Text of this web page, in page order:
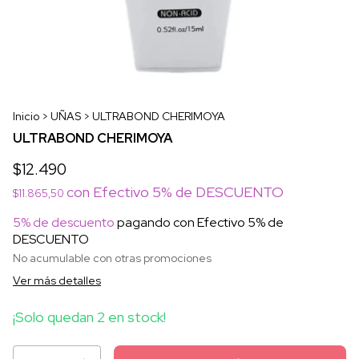
Inicio > UÑAS > ULTRABOND CHERIMOYA
ULTRABOND CHERIMOYA
$12.490
$11.865,50 con Efectivo 5% de DESCUENTO
5% de descuentopagando con Efectivo 5% de
DESCUENTO
No acumulable con otras promociones
Ver más detalles
¡Solo quedan 2 en stock!